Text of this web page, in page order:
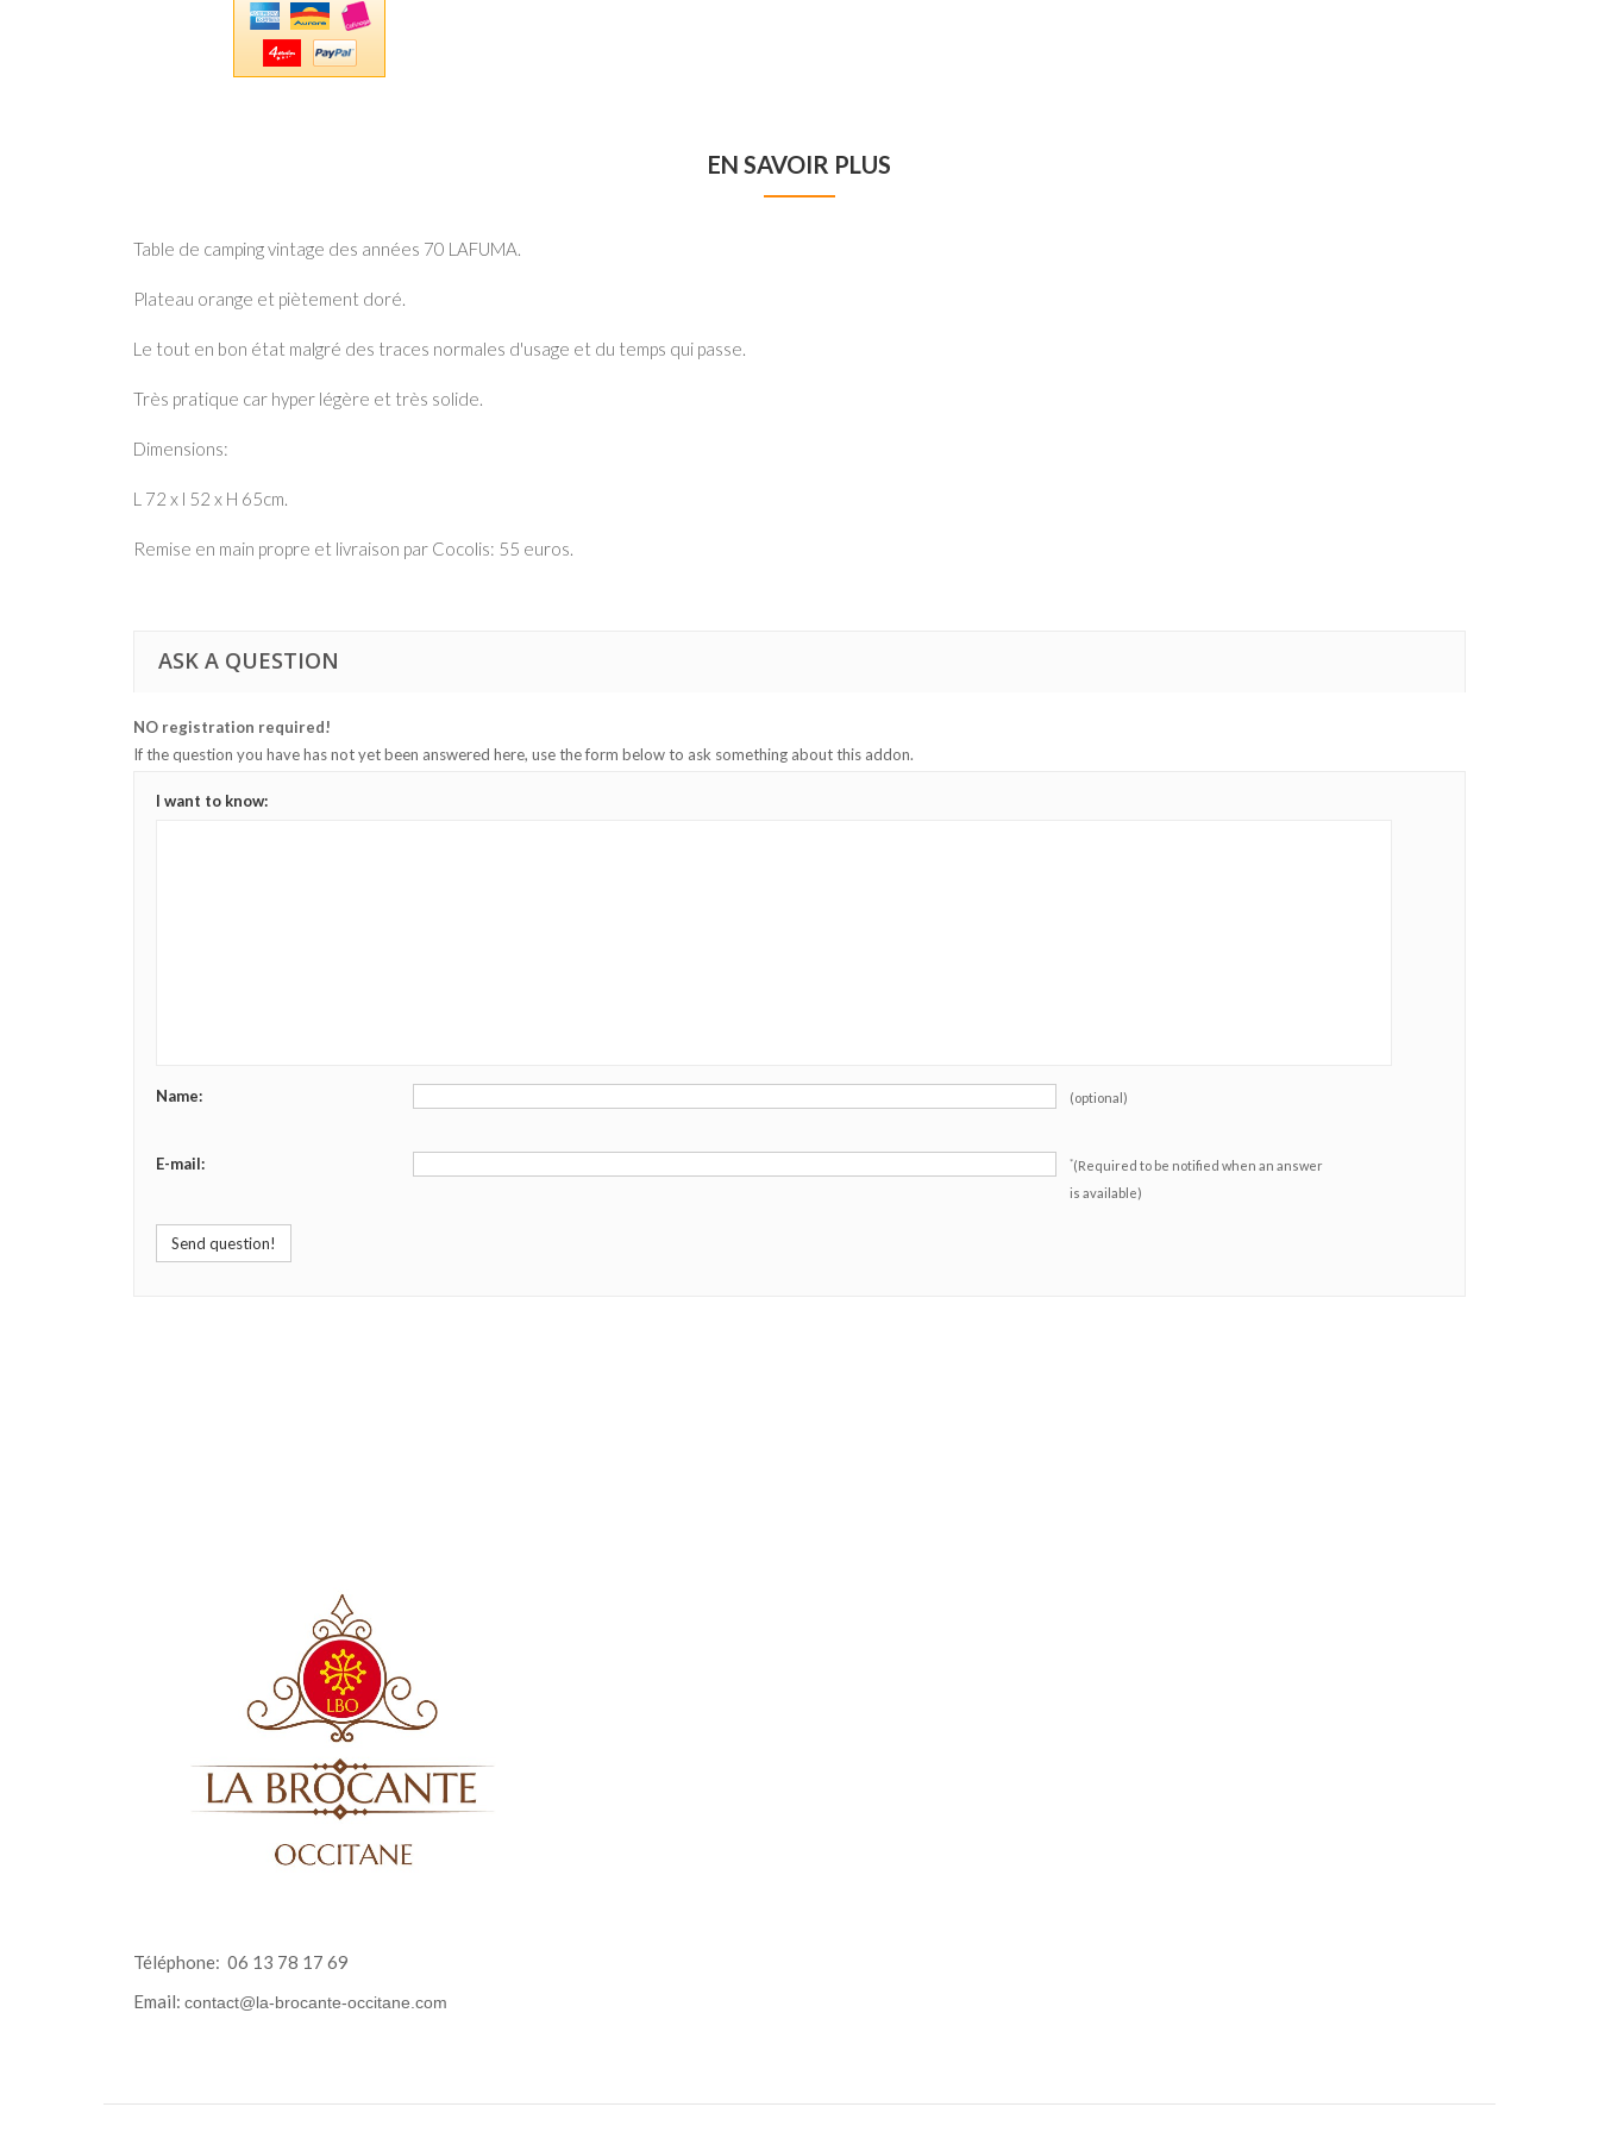
EN SAVOIR PLUS
Table de camping vintage des années 70 LAFUMA.
Plateau orange et piètement doré.
Le tout en bon état malgré des traces normales d'usage et du temps qui passe.
Très pratique car hyper légère et très solide.
Dimensions:
L 72 x l 52 x H 65cm.
Remise en main propre et livraison par Cocolis: 55 euros.
ASK A QUESTION
NO registration required!
If the question you have has not yet been answered here, use the form below to ask something about this addon.
I want to know:
Name: (optional)
E-mail: *(Required to be notified when an answer
is available)
Send question!
Téléphone: 06 13 78 17 69
Email: contact@la-brocante-occitane.com